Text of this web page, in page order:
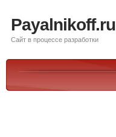
Payalnikoff.ru
Сайт в процессе разработки